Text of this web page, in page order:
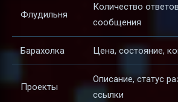
Флудильня
Количество
сообщения
Барахолка Цена, состояние,
Проекты
Описание, статус
ссылки